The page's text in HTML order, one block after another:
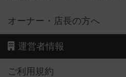
オーナー・店長の方へ
運営者情報
ご利用規約